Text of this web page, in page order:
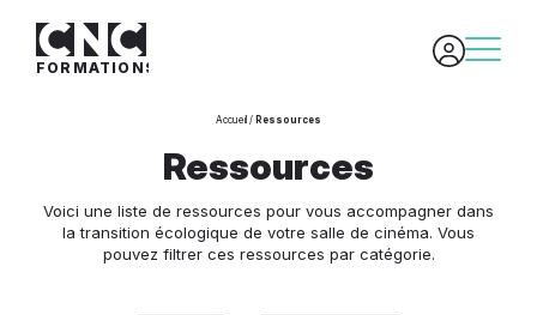
FORMATIONS
Accueil / Ressources
Ressources
Voici une liste de ressources pour vous accompagner dans
la transition écologique de votre salle de cinéma. Vous
pouvez filtrer ces ressources par catégorie.